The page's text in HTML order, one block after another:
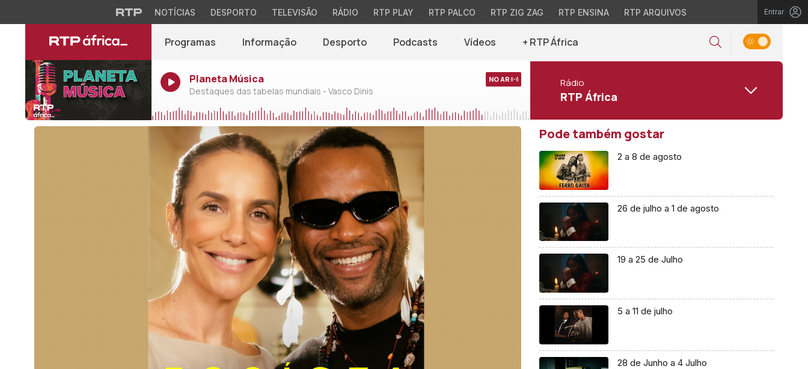
NOTÍCIAS DESPORTO TELEVISÃO RÁDIO RTP PLAY RTP PALCO RTP ZIG ZAG RTP ENSINA RTP ARQUIVOS Entrar
Programas Informação Desporto Podcasts Vídeos + RTP África
Planeta Música
Destaques das tabelas mundiais - Vasco Dinis
NO AR Rádio
RTP África
Pode também gostar
2 a 8 de agosto
26 de julho a 1 de agosto
19 a 25 de Julho
5 a 11 de julho
28 de Junho a 4 Julho